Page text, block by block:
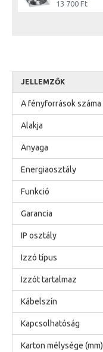
13 700 Ft
JELLEMZŐK
A fényforrások száma
Alakja
Anyaga
Energiaosztály
Funkció
Garancia
IP osztály
Izzó típus
Izzót tartalmaz
Kábelszín
Kapcsolhatóság
Karton mélysége (mm)